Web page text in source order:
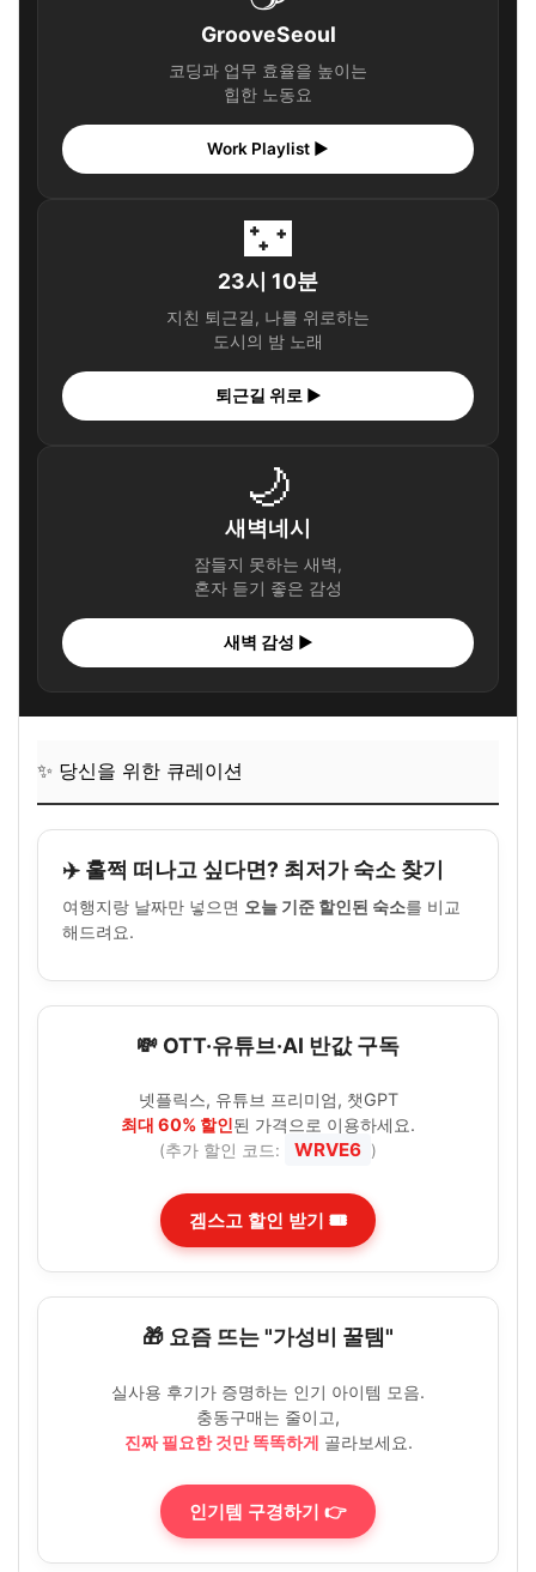
GrooveSeoul
코딩과 업무 효율을 높이는
힙한 노동요
Work Playlist ▶
🌃
23시 10분
지친 퇴근길, 나를 위로하는
도시의 밤 노래
퇴근길 위로 ▶
🌙
새벽네시
잠들지 못하는 새벽,
혼자 듣기 좋은 감성
새벽 감성 ▶
✨ 당신을 위한 큐레이션
✈️ 훌쩍 떠나고 싶다면? 최저가 숙소 찾기
여행지랑 날짜만 넣으면 오늘 기준 할인된 숙소를 비교
해드려요.
💸 OTT·유튜브·AI 반값 구독
넷플릭스, 유튜브 프리미엄, 챗GPT
최대 60% 할인된 가격으로 이용하세요.
(추가 할인 코드: WRVE6 )
겜스고 할인 받기 🎟️
🎁 요즘 뜨는 "가성비 꿀템"
실사용 후기가 증명하는 인기 아이템 모음.
충동구매는 줄이고,
진짜 필요한 것만 똑똑하게 골라보세요.
인기템 구경하기 👉